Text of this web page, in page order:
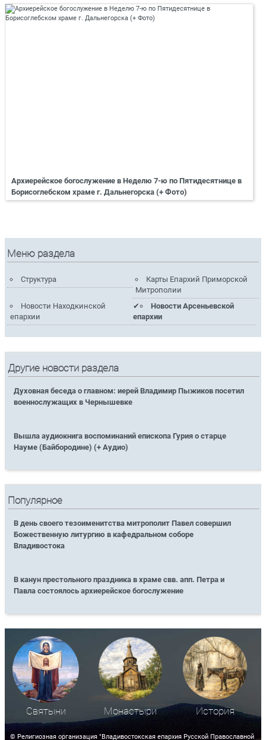
Архиерейское богослужение в Неделю 7-ю по Пятидесятнице в
Борисоглебском храме г. Дальнегорска (+ Фото)
Меню раздела
Структура
Карты Епархий Приморской
Митрополии
Новости Находкинской
епархии
Новости Арсеньевской
епархии
Другие новости раздела
Духовная беседа о главном: иерей Владимир Пыжиков посетил
военнослужащих в Чернышевке
Вышла аудиокнига воспоминаний епископа Гурия о старце
Науме (Байбородине) (+ Аудио)
Популярное
В день своего тезоименитства митрополит Павел совершил
Божественную литургию в кафедральном соборе
Владивостока
В канун престольного праздника в храме свв. апп. Петра и
Павла состоялось архиерейское богослужение
Святыни Монастыри История
© Религиозная организация "Владивостокская епархия Русской Православной